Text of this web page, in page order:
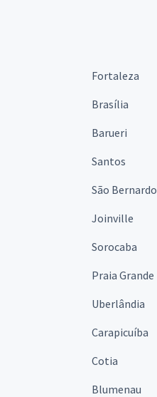
Fortaleza
Brasília
Barueri
Santos
São
Joinville
Sorocaba
Praia Grande
Uberlândia
Carapicuíba
Cotia
Blumenau